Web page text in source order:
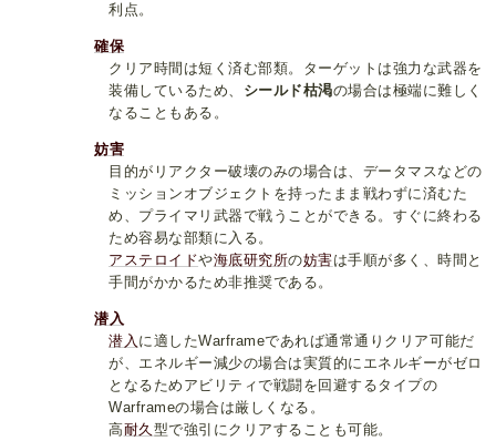
利点。
確保
クリア時間は短く済む部類。ターゲットは強力な武器を
装備しているため、 シールド枯渇の場合は極端に難しく
なることもある。
妨害
目的がリアクター破壊のみの場合は、データマスなどの
ミッションオブジェクトを持ったまま戦わずに済むた
め、プライマリ武器で戦うことができる。すぐに終わる
ため容易な部類に入る。
アステロイドや海底研究所の妨害は手順が多く、時間と
手間がかかるため非推奨である。
潜入
潜入 に適したWarframeであれば通常通りクリア可能だ
が、エネルギー減少の場合は実質的にエネルギーがゼロ
となるためアビリティで戦闘を回避するタイプの
Warframeの場合は厳しくなる。
高耐久 型で強引にクリアすることも可能。